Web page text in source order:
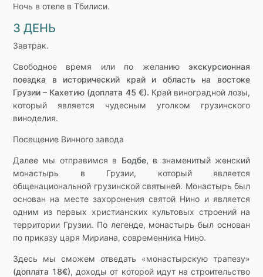
Ночь в отеле в Тбилиси.
3 ДЕНЬ
Завтрак.
Свободное время или по желанию экскурсионная
поездка в исторический край и область на востоке
Грузии – Кахетию (доплата 45 €). Край виноградной лозы,
который является чудесным уголком грузинского
виноделия.
Посещение Винного завода
Далее мы отправимся в Бодбе, в знаменитый женский
монаcтырь в Грузии, который является
общенациональной грузинской святыней. Монастырь был
основан на месте захоронения святой Нино и является
одним из первых христианских культовых строений на
территории Грузии. По легенде, монастырь был основан
по приказу царя Мириана, современника Нино.
Здесь мы сможем отведать «монастырскую трапезу»
(доплата 18€), доходы от которой идут на строительство